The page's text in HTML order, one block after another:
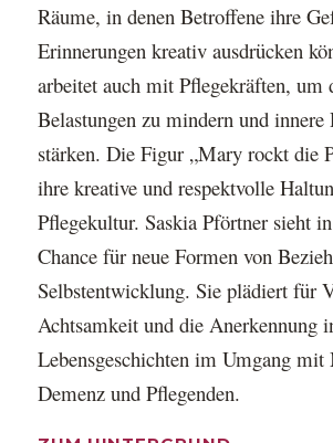
Räume, in denen Betroffene ihre
Erinnerungen kreativ ausdrücken
arbeitet auch mit Pflegekräften, um
Belastungen zu mindern und innere
stärken. Die Figur „Mary rockt die
ihre kreative und respektvolle
Pflegekultur. Saskia Pförtner sieht
Chance für neue Formen von
Selbstentwicklung. Sie plädiert für
Achtsamkeit und die Anerkennung
Lebensgeschichten im Umgang
Demenz und Pflegenden.